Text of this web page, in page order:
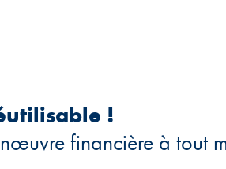
!
financière à tout